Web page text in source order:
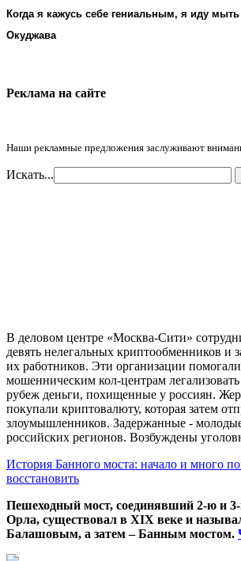
Когда я кажусь себе гениальным, я иду мыть
Окуджава
Реклама на cайте
Наши рекламные предложения заслуживают
Искать...
В деловом центре «Москва-Сити»
девять нелегальных криптообменников и
их работников. Эти организации
мошенническим кол-центрам
рубеж деньги, похищенные у россиян.
покупали криптовалюту, которая затем
злоумышленников. Задержанные -
российских регионов. Возбуждены
История Банного моста: начало и много
восстановить
Пешеходный мост, соединявший 2-ю и 3-
Орла, существовал в XIX веке и
Балашовым, а затем – Банным мостом.